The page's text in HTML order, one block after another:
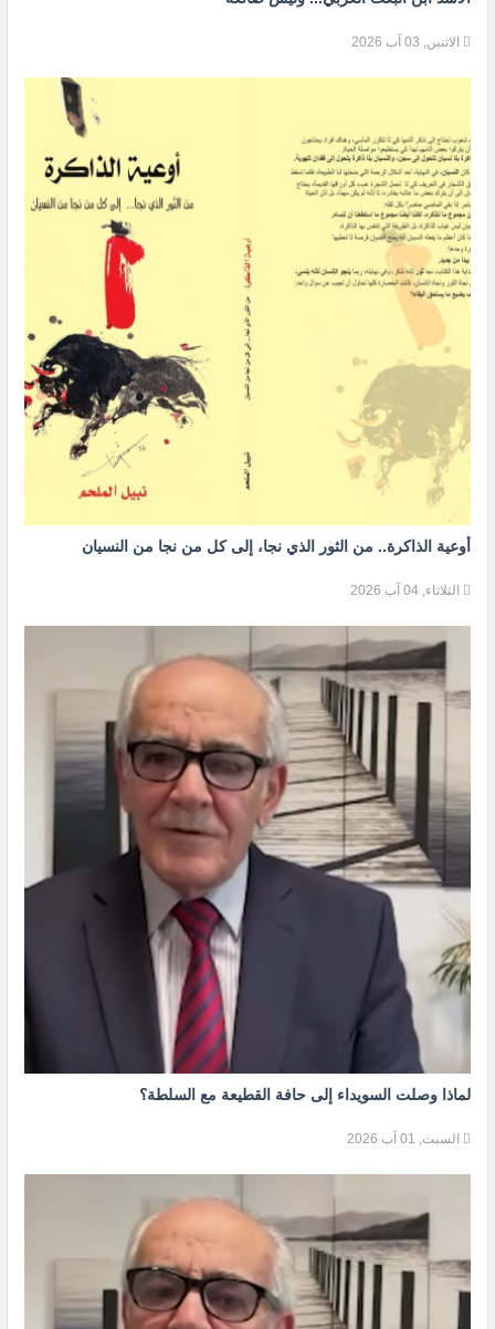
الاثنين, 03 آب 2026
أوعية الذاكرة.. من الثور الذي نجا، إلى كل من نجا من النسيان
الثلاثاء, 04 آب 2026
لماذا وصلت السويداء إلى حافة القطيعة مع السلطة؟
السبت, 01 آب 2026